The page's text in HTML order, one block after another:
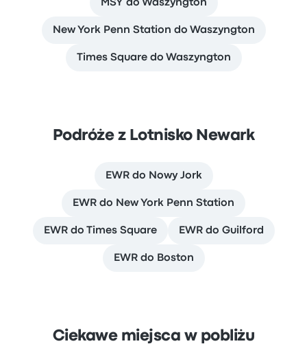
MSY do Waszyngton
New York Penn Station do Waszyngton
Times Square do Waszyngton
Podróże z Lotnisko Newark
EWR do Nowy Jork
EWR do New York Penn Station
EWR do Times Square EWR do Guilford
EWR do Boston
Ciekawe miejsca w pobliżu